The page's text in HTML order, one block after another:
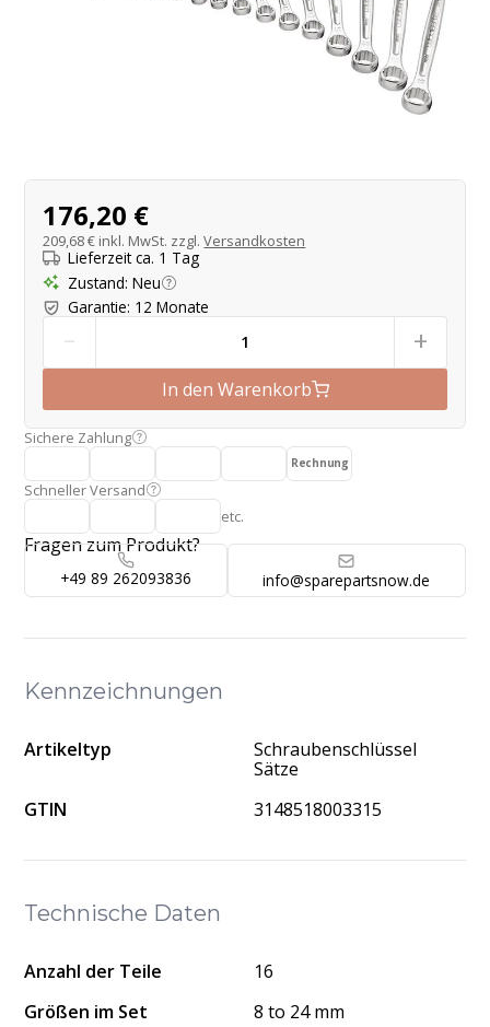
Technische Daten
Anzahl der Teile
16
Größen im Set
8 to 24 mm
Produktangebot
176,20 €
209,68 € inkl. MwSt. zzgl.Versandkosten
Lieferzeit ca. 1 Tag
Zustand: Neu
Garantie: 12 Monate
- +
In den Warenkorb
Sichere Zahlung
Rechnung
Schneller Versand
etc.
Fragen zum Produkt?
+49 89 262093836 info@sparepartsnow.de
Kennzeichnungen
Artikeltyp
Schraubenschlüssel
Sätze
GTIN
3148518003315